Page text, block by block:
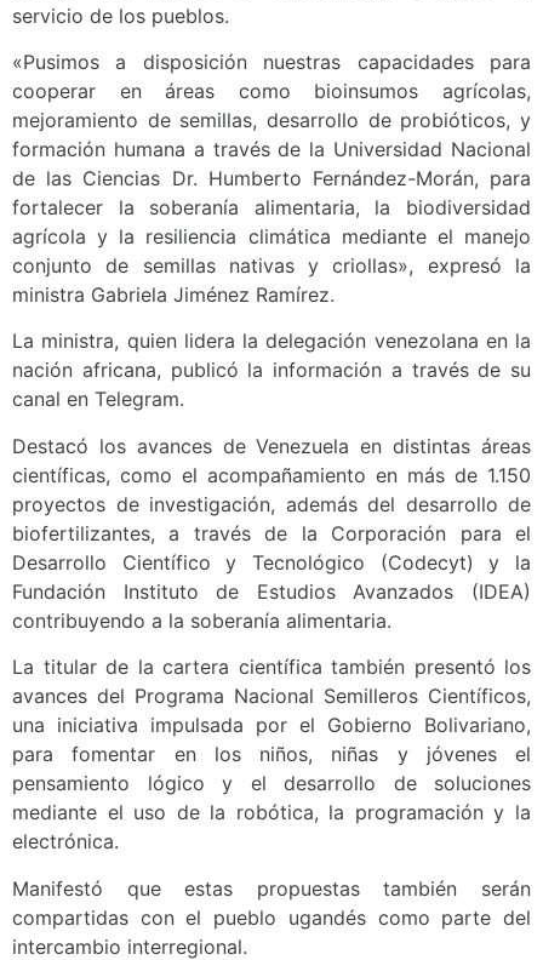
servicio de los pueblos.
«Pusimos a disposición nuestras capacidades para
cooperar en áreas como bioinsumos agrícolas,
mejoramiento de semillas, desarrollo de probióticos, y
formación humana a través de la Universidad Nacional
de las Ciencias Dr. Humberto Fernández-Morán, para
fortalecer la soberanía alimentaria, la biodiversidad
agrícola y la resiliencia climática mediante el manejo
conjunto de semillas nativas y criollas», expresó la
ministra Gabriela Jiménez Ramírez.
La ministra, quien lidera la delegación venezolana en la
nación africana, publicó la información a través de su
canal en Telegram.
Destacó los avances de Venezuela en distintas áreas
científicas, como el acompañamiento en más de 1.150
proyectos de investigación, además del desarrollo de
biofertilizantes, a través de la Corporación para el
Desarrollo Científico y Tecnológico (Codecyt) y la
Fundación Instituto de Estudios Avanzados (IDEA)
contribuyendo a la soberanía alimentaria.
La titular de la cartera científica también presentó los
avances del Programa Nacional Semilleros Científicos,
una iniciativa impulsada por el Gobierno Bolivariano,
para fomentar en los niños, niñas y jóvenes el
pensamiento lógico y el desarrollo de soluciones
mediante el uso de la robótica, la programación y la
electrónica.
Manifestó que estas propuestas también serán
compartidas con el pueblo ugandés como parte del
intercambio interregional.